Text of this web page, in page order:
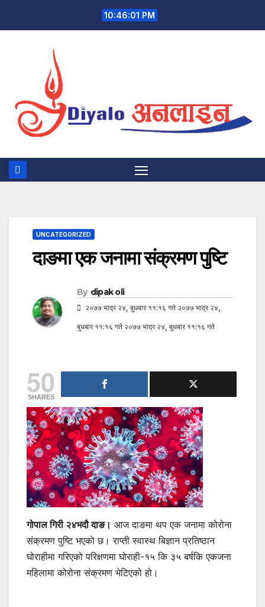
10:46:01 PM
UNCATEGORIZED
दाङमा एक जनामा संक्रमण पुष्टि
By dipak oli
२०७७ भाद्र २४, बुधबार ११:१६ गते २०७७ भाद्र २४,
बुधबार ११:१६ गते २०७७ भाद्र २४, बुधबार ११:१६ गते
50
SHARES
गोपाल गिरी २४भदौ दाङ। आज दाङमा थप एक जनामा कोरोना
संक्रमण पुष्टि भएको छ। राप्ती स्वास्थ बिज्ञान प्रतिष्ठान
घोराहीमा गरिएको परिक्षणमा घोराही-१५ कि ३५ बर्षकि एकजना
महिलामा कोरोना संक्रमण भेटिएको हो।